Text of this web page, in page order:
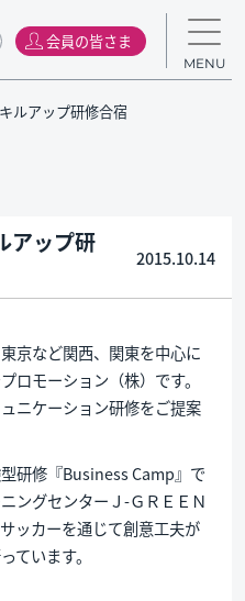
会員の皆さま
MENU
ルアップ研修合宿
アップ研
2015.10.14
京など関西、関東を中心に
ロモーション（株）です。
ニケーション研修をご提案
研修『Business Camp』で
ングセンターＪ-ＧＲＥＥＮ
ッカーを通じて創意工夫が
ています。